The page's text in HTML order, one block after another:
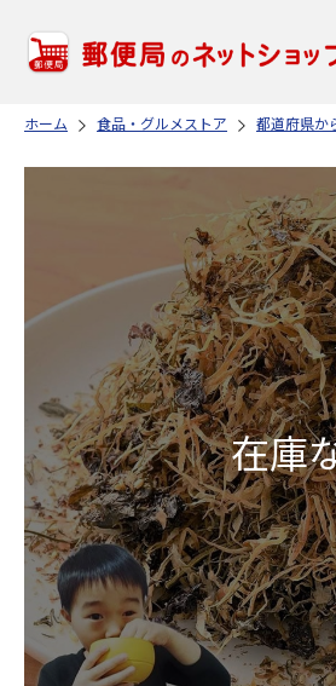
ホーム 食品・グルメストア 都道府県か